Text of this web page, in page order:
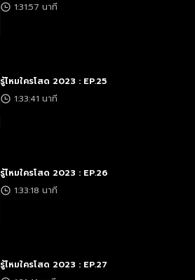
1:31:57 นาที
รู้ไหมใครโสด 2023 : EP.25
1:33:41 นาที
รู้ไหมใครโสด 2023 : EP.26
1:33:18 นาที
รู้ไหมใครโสด 2023 : EP.27